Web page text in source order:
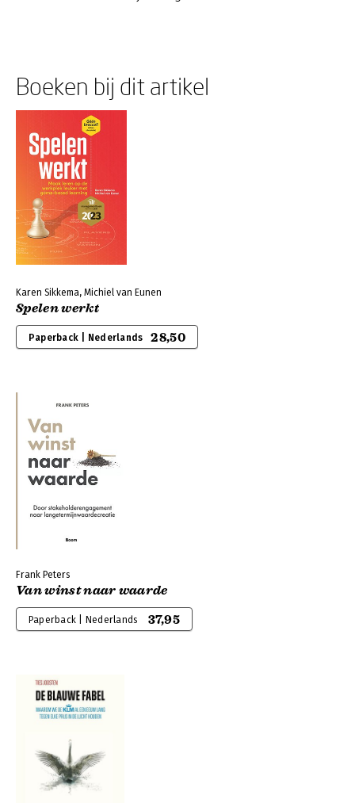
Boeken bij dit artikel
Karen Sikkema, Michiel van Eunen
Spelen werkt
Paperback | Nederlands 28,50
Frank Peters
Van winst naar waarde
Paperback | Nederlands 37,95